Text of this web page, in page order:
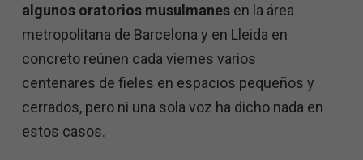
algunos oratorios musulmanes en la área
metropolitana de Barcelona y en Lleida en
concreto reúnen cada viernes varios
centenares de fieles en espacios pequeños y
cerrados, pero ni una sola voz ha dicho nada en
estos casos.